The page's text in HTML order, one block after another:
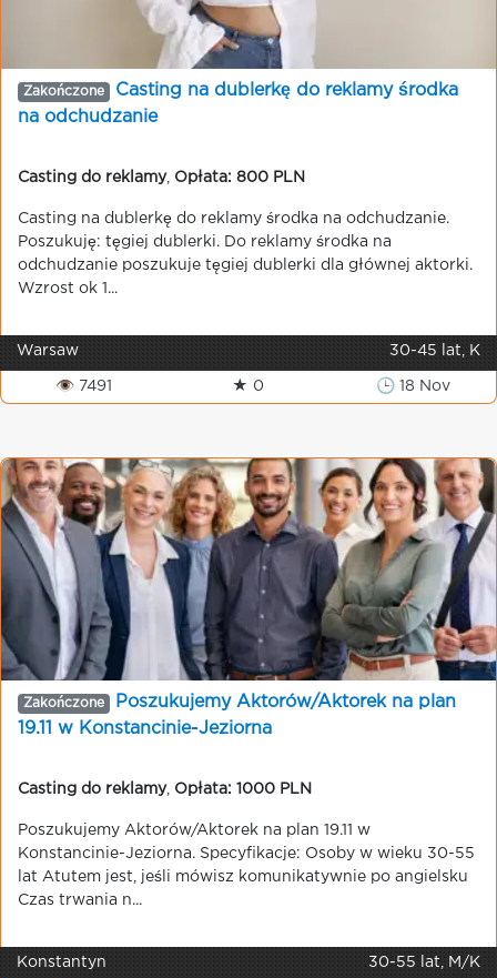
Zakończone
Casting na dublerkę do reklamy środka
na odchudzanie
Casting do reklamy, Opłata: 800 PLN
Casting na dublerkę do reklamy środka na odchudzanie.
Poszukuję: tęgiej dublerki. Do reklamy środka na
odchudzanie poszukuje tęgiej dublerki dla głównej aktorki.
Wzrost ok 1...
Warsaw 30-45 lat, K
👁 7491 ★ 0 🕒 18 Nov
Zakończone
Poszukujemy Aktorów/Aktorek na plan
19.11 w Konstancinie-Jeziorna
Casting do reklamy, Opłata: 1000 PLN
Poszukujemy Aktorów/Aktorek na plan 19.11 w
Konstancinie-Jeziorna. Specyfikacje: Osoby w wieku 30-55
lat Atutem jest, jeśli mówisz komunikatywnie po angielsku
Czas trwania n...
Konstantyn 30-55 lat, M/K